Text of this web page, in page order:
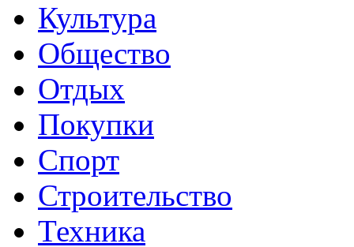
Культура
Общество
Отдых
Покупки
Спорт
Строительство
Техника